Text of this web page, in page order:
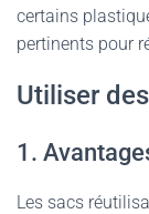
certains
pertinents pour
Utiliser
1.
Les sacs